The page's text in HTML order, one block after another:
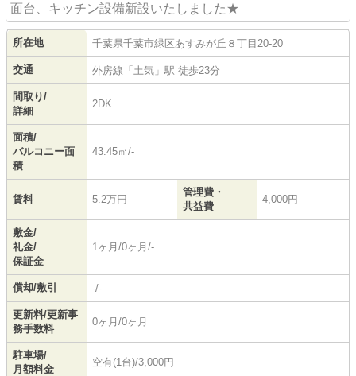
面台、キッチン設備新設いたしました★
所在地 千葉県千葉市緑区あすみが丘 ８丁目20-20
交通 外房線 「 土気 」駅 徒歩23分
間取り/
詳細
2DK
面積/
バルコニー面
積
43.45㎡/-
賃料 5.2万円
管理費・
共益費
4,000円
敷金/
礼金/
保証金
1ヶ月/0ヶ月/-
償却/敷引 -/-
更新料/更新事
務手数料
0ヶ月/0ヶ月
駐車場/
月額料金
空有(1台)/3,000円